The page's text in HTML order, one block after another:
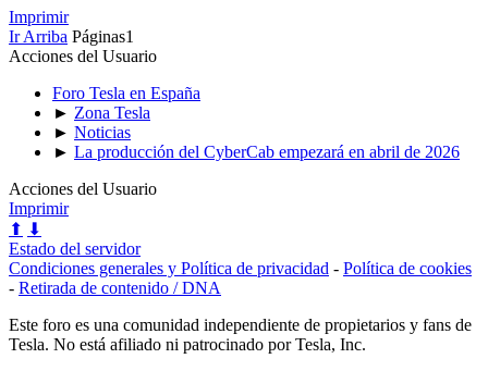
Imprimir
Ir Arriba Páginas1
Acciones del Usuario
Foro Tesla en España
► Zona Tesla
► Noticias
► La producción del CyberCab empezará en abril de 2026
Acciones del Usuario
Imprimir
⬆ ⬇
Estado del servidor
Condiciones generales y Política de privacidad - Política de cookies
- Retirada de contenido / DNA
Este foro es una comunidad independiente de propietarios y fans de
Tesla. No está afiliado ni patrocinado por Tesla, Inc.